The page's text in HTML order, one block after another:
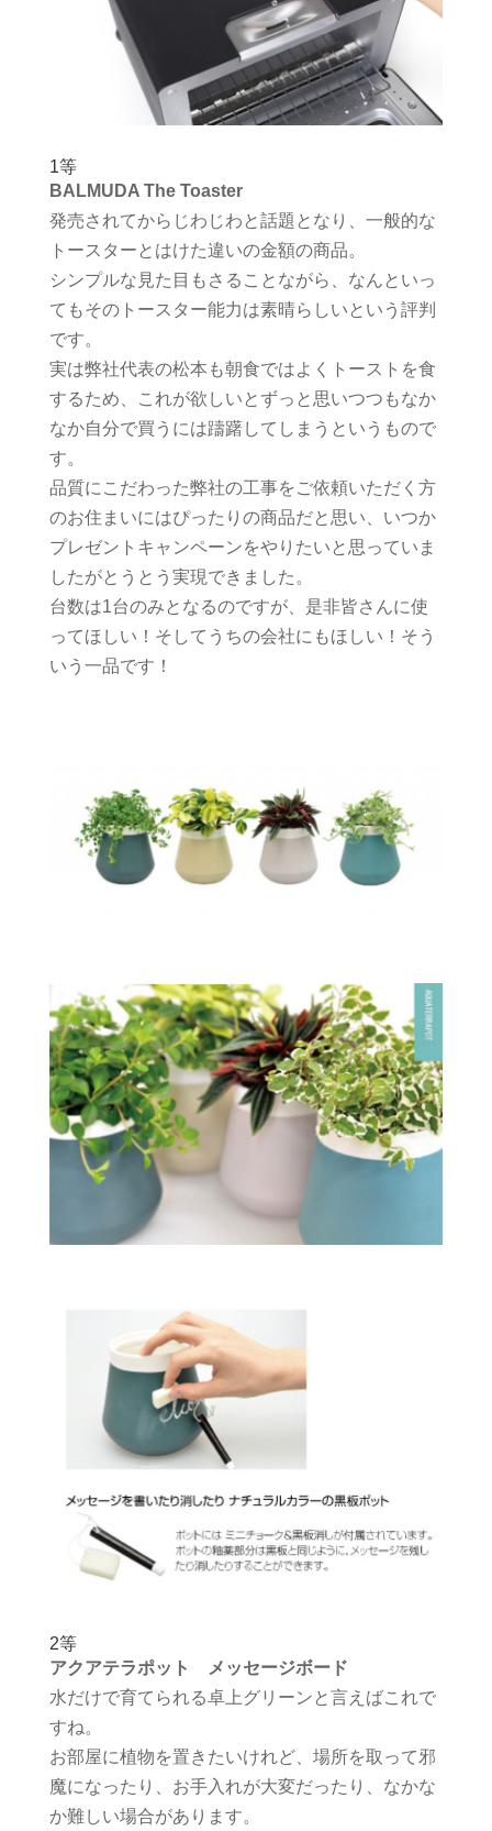
1等
BALMUDA The Toaster
発売されてからじわじわと話題となり、一般的な
トースターとはけた違いの金額の商品。
シンプルな見た目もさることながら、なんといっ
てもそのトースター能力は素晴らしいという評判
です。
実は弊社代表の松本も朝食ではよくトーストを食
するため、これが欲しいとずっと思いつつもなか
なか自分で買うには躊躇してしまうというもので
す。
品質にこだわった弊社の工事をご依頼いただく方
のお住まいにはぴったりの商品だと思い、いつか
プレゼントキャンペーンをやりたいと思っていま
したがとうとう実現できました。
台数は1台のみとなるのですが、是非皆さんに使
ってほしい！そしてうちの会社にもほしい！そう
いう一品です！
2等
アクアテラポット メッセージボード
水だけで育てられる卓上グリーンと言えばこれで
すね。
お部屋に植物を置きたいけれど、場所を取って邪
魔になったり、お手入れが大変だったり、なかな
か難しい場合があります。